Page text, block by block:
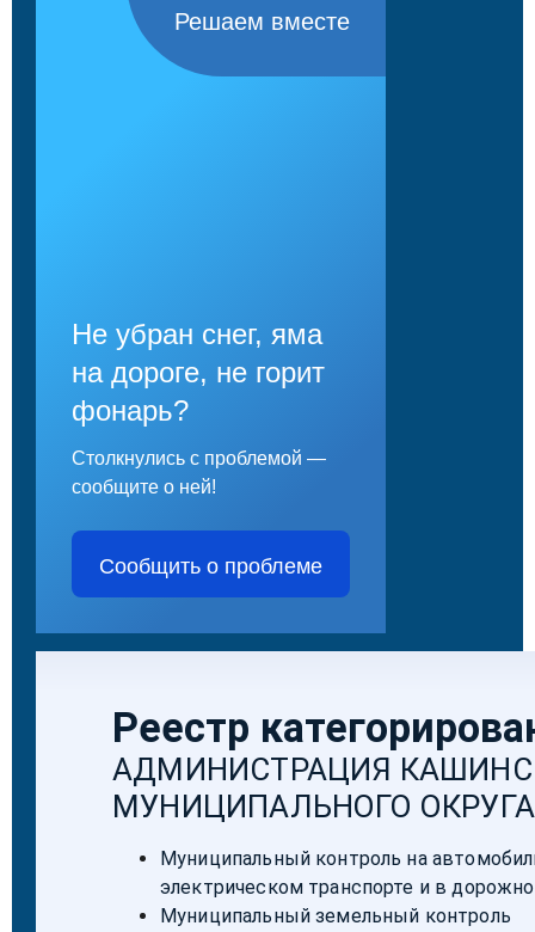
Решаем вместе
Не убран снег, яма
на дороге, не горит
фонарь?
Столкнулись с проблемой —
сообщите о ней!
Сообщить о проблеме